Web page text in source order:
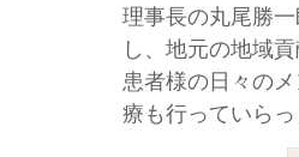
理事長の丸尾勝
し、地元の地域
患者様の日々の
療も行っていらっ